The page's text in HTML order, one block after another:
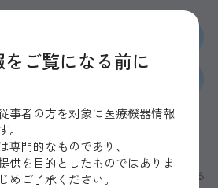
関するご相談・ご質問
び外観等は改良のため、予告なく変更する
ご覧になる前に
事者の方を対象に医療機器情報
専門的なものであり、
供を目的としたものではありま
めご了承ください。